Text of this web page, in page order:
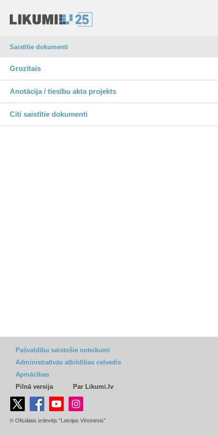
Saistītie dokumenti
Grozītais
Anotācija / tiesību akta projekts
Citi saistītie dokumenti
Pašvaldību saistošie noteikumi
Administratīvās atbildības ceļvedis
Apmācības
Pilnā versija
Par Likumi.lv
© Oficiālais izdevējs "Latvijas Vēstnesis"